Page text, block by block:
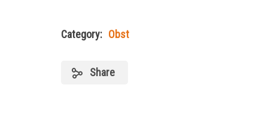
Category: Obst
Share